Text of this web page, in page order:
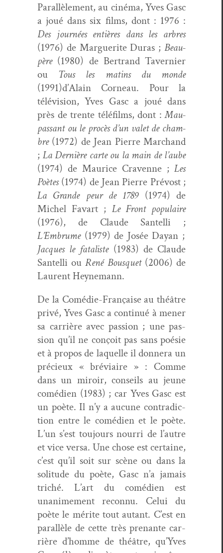
Par­al­lèle­ment, au ciné­ma, Yves Gasc
a joué dans six films, dont : 1976 :
Des journées entières dans les arbres
(1976) de Mar­guerite Duras ; Beau-
père(1980) de Bertrand Tav­ernier
ou Tous les matins du monde
(1991)d’Alain Corneau. Pour la
télévi­sion, Yves Gasc a joué dans
près de trente télé­films, dont :Mau­
pas­sant ou le procès d’un valet de cham­
bre(1972) de Jean Pierre Marc­hand
; La Dernière carte ou la main de l’aube
(1974) de Mau­rice Cravenne ; Les
Poètes(1974) de Jean Pierre Prévost ;
La Grande peur de 1789(1974) de
Michel Favart ; Le Front pop­u­laire
(1976), de Claude San­tel­li ;
L’Embrume(1979) de Josée Dayan ;
Jacques le fatal­iste(1983) de Claude
San­tel­li ouRené Bous­quet(2006) de
Lau­rent Heynemann.
De la Comédie-Française au théâtre
privé, Yves Gasc a con­tin­ué à men­er
sa car­rière avec pas­sion ; une pas­
sion qu’il ne conçoit pas sans poésie
et à pro­pos de laque­lle il don­nera un
pré­cieux « brévi­aire » : Comme
dans un miroir, con­seils au jeune
comé­di­en (1983) ; car Yves Gasc est
un poète. Il n’y a aucune con­tra­dic­
tion entre le comé­di­en et le poète.
L’un s’est tou­jours nour­ri de l’autre
et vice ver­sa. Une chose est cer­taine,
c’est qu’il soit sur scène ou dans la
soli­tude du poète, Gasc n’a jamais
triché. L’art du comé­di­en est
unanime­ment recon­nu. Celui du
poète le mérite tout autant. C’est en
par­al­lèle de cette très prenante car­
rière d’homme de théâtre, qu’Yves